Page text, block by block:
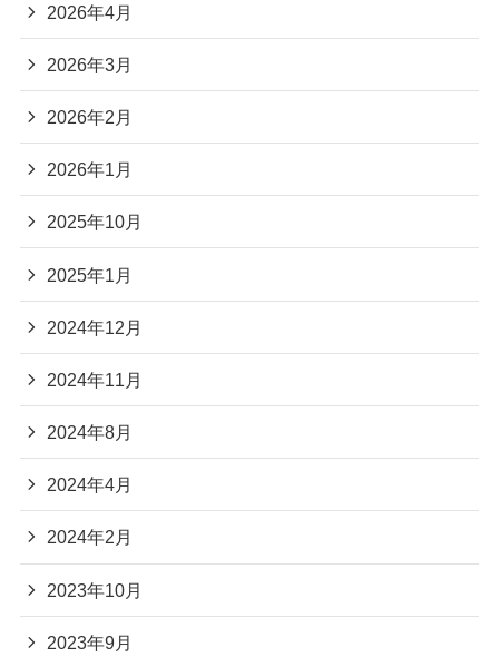
2026年4月
2026年3月
2026年2月
2026年1月
2025年10月
2025年1月
2024年12月
2024年11月
2024年8月
2024年4月
2024年2月
2023年10月
2023年9月